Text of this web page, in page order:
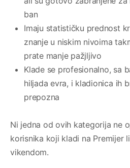
ban
Imaju statističku prednost
znanje u niskim nivoima
prate manje pažjljivo
Klade se profesionalno, sa
hiljada evra, i kladionica ih
prepozna
Ni jedna od ovih kategorija ne
korisnika koji kladi na Premijer
vikendom.